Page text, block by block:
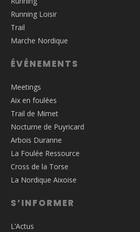
Running Loisir
Trail
Marche Nordique
ÉVÉNEMENTS
Meetings
Aix en foulées
Trail de Mimet
Nocturne de Puyricard
Arbois Duranne
La Foulée Ressource
Cross de la Torse
La Nordique Aixoise
S’INFORMER
L’Actus